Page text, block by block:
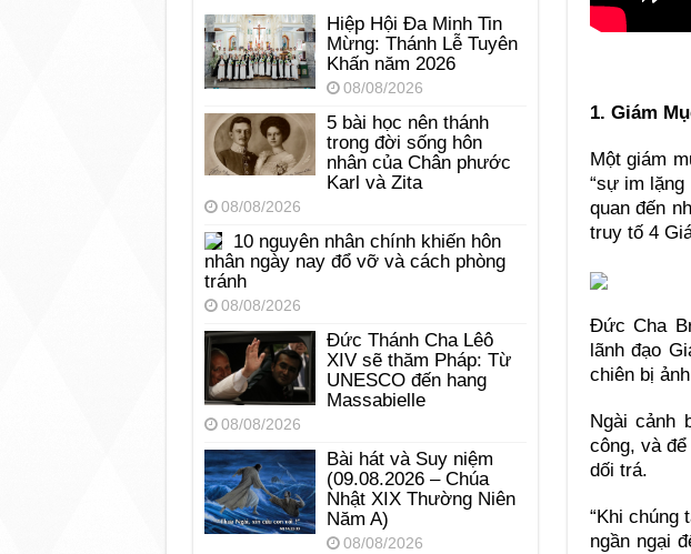
1. Giám
Một giám
“sự im
quan đến
truy tố 4
Đức Cha
lãnh đạo
chiên bị
Ngài cảnh
công, và
dối trá.
“Khi chúng
ngần ngại
Hiệp Hội Đa Minh Tin
Mừng: Thánh Lễ Tuyên
Khấn năm 2026
08/08/2026
5 bài học nên thánh
trong đời sống hôn
nhân của Chân phước
Karl và Zita
08/08/2026
10 nguyên nhân chính khiến hôn
nhân ngày nay đổ vỡ và cách phòng
tránh
08/08/2026
Đức Thánh Cha Lêô
XIV sẽ thăm Pháp: Từ
UNESCO đến hang
Massabielle
08/08/2026
Bài hát và Suy niệm
(09.08.2026 – Chúa
Nhật XIX Thường Niên
Năm A)
08/08/2026